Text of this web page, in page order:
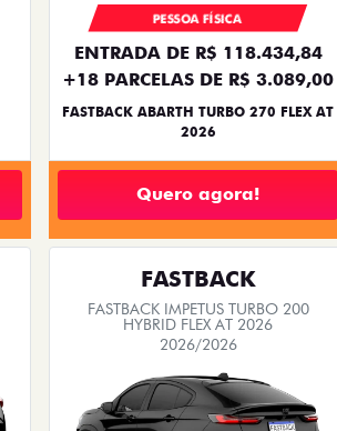
PESSOA FÍSICA
ENTRADA DE R$ 118.434,84
+18 PARCELAS DE R$ 3.089,00
FASTBACK ABARTH TURBO 270 FLEX AT
2026
Quero agora!
FASTBACK
FASTBACK IMPETUS TURBO 200
HYBRID FLEX AT 2026
2026/2026